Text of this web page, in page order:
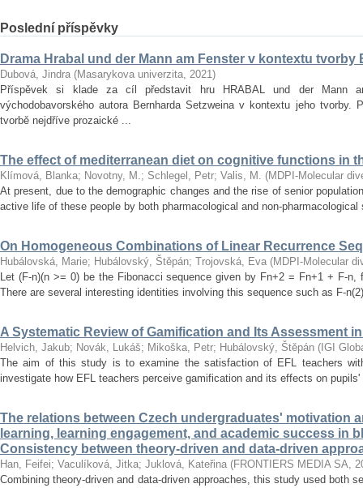
Poslední příspěvky
Drama Hrabal und der Mann am Fenster v kontextu tvorby
Dubová, Jindra (Masarykova univerzita, 2021)
Příspěvek si klade za cíl představit hru HRABAL und der Mann
východobavorského autora Bernharda Setzweina v kontextu jeho tvorby.
tvorbě nejdříve prozaické ...
The effect of mediterranean diet on cognitive functions in
Klímová, Blanka; Novotny, M.; Schlegel, Petr; Valis, M. (MDPI-Molecular
At present, due to the demographic changes and the rise of senior
active life of these people by both pharmacological and
On Homogeneous Combinations of Linear Recurrence
Hubálovská, Marie; Hubálovský, Štěpán; Trojovská, Eva (MDPI-Molecular
Let (F-n)(n >= 0) be the Fibonacci sequence given by Fn+2 = Fn+1 + F-
There are several interesting identities involving this sequence such as F-
A Systematic Review of Gamification and Its Assessment
Helvich, Jakub; Novák, Lukáš; Mikoška, Petr; Hubálovský, Štěpán ( IGI
The aim of this study is to examine the satisfaction of EFL teachers
investigate how EFL teachers perceive gamification and its effects on
The relations between Czech undergraduates' motivation
learning, learning engagement, and academic success in
Consistency between theory-driven and data-driven
Han, Feifei; Vaculíková, Jitka; Juklová, Kateřina (FRONTIERS MEDIA SA,
Combining theory-driven and data-driven approaches, this study used both